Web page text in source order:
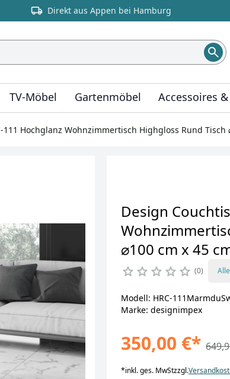
Direkt aus Appen bei Hamburg
TV-Möbel Gartenmöbel Accessoires
111 Hochglanz Wohnzimmertisch Highgloss Rund Tisch
Design
⌀100 cm x 45
0
Modell: HRC-
Marke: designimpex
350,00 €*
*inkl. ges. MwStzzgl.